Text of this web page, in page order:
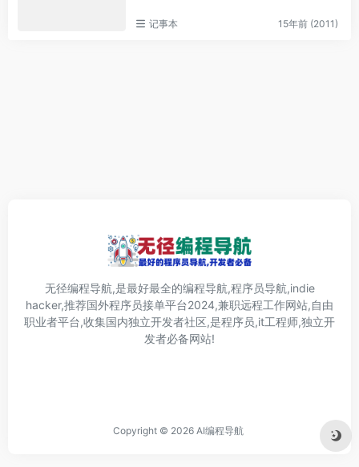
记事本 15年前 (2011)
无径编程导航,是最好最全的编程导航,程序员导航,indie
hacker,推荐国外程序员接单平台2024,兼职远程工作网站,自由
职业者平台,收集国内独立开发者社区,是程序员,it工程师,独立开
发者必备网站!
Copyright © 2026 AI编程导航